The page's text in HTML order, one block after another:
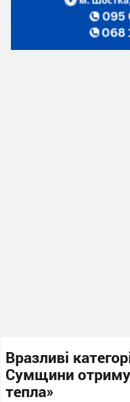
Вразливі
Сумщини
тепла»